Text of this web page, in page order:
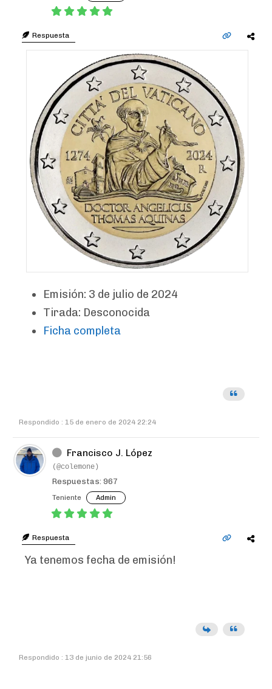
Respuesta
Emisión: 3 de julio de 2024
Tirada: Desconocida
Ficha completa
Respondido : 15 de enero de 2024 22:24
Francisco J. López
(@colemone)
Respuestas: 967
Teniente Admin
Respuesta
Ya tenemos fecha de emisión!
Respondido : 13 de junio de 2024 21:56